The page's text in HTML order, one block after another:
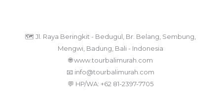
🗺️ Jl. Raya Beringkit - Bedugul, Br. Belang, Sembung,
Mengwi, Badung, Bali - Indonesia
🌐 www.tourbalimurah.com
📧 info@tourbalimurah.com
💬 HP/WA: +62 81-2397-7705